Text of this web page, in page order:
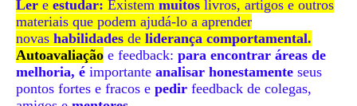
Ler e estudar: Existem muitos livros, artigos e outros
materiais que podem ajudá-lo a aprender
novas habilidades de liderança comportamental.
Autoavaliação e feedback: para encontrar áreas de
melhoria, é importante analisar honestamente seus
pontos fortes e fracos e pedir feedback de colegas,